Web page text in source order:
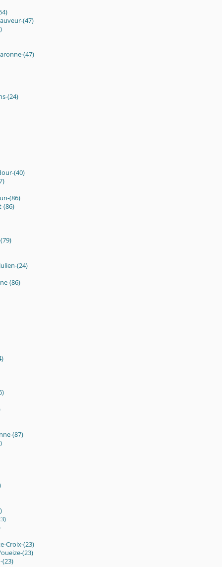
(47)
(47)
(24)
(40)
(86)
(86)
(24)
(86)
(87)
Croix-(23)
(23)
(23)